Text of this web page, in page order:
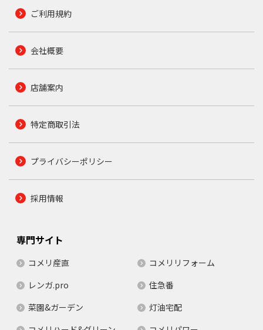
ご利用規約
会社概要
店舗案内
特定商取引法
プライバシーポリシー
採用情報
専門サイト
コメリ産直
コメリリフォーム
レンガ.pro
住急番
菜園&ガーデン
灯油宅配